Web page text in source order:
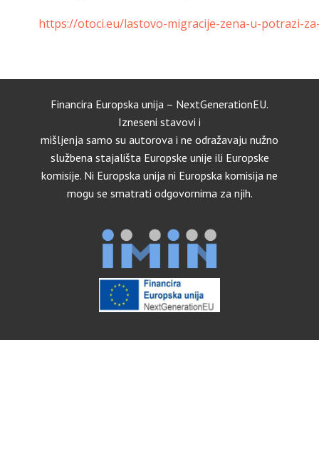
https://otoci.eu/lastovo-migracije-zena-u-potrazi-
Financira Europska unija – NextGenerationEU.
Izneseni stavovi i
mišljenja samo su autorova i ne odražavaju nužno
službena stajališta Europske unije ili Europske
komisije. Ni Europska unija ni Europska komisija ne
mogu se smatrati odgovornima za njih.